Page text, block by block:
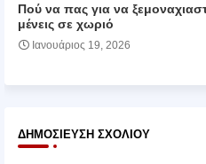
Πού να πας για να
μένεις σε χωριό
Ιανουάριος 19, 2026
ΔΗΜΟΣΊΕΥΣΗ ΣΧΟΛΊΟΥ